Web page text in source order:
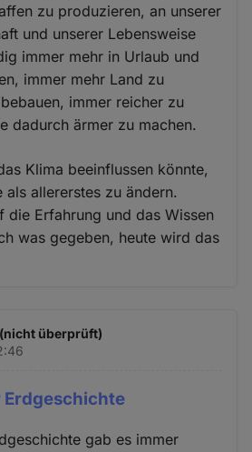
zu produzieren, an unserer
und unserer Lebensweise
immer mehr in Urlaub und
immer mehr Land zu
immer reicher zu
dadurch ärmer zu machen.
Klima beeinflussen könnte,
als allererstes zu ändern.
die Erfahrung und das Wissen
was gegeben, heute wird das
überprüft)
Erdgeschichte
gab es immer